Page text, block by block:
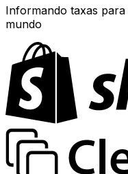
Informando taxas
mundo